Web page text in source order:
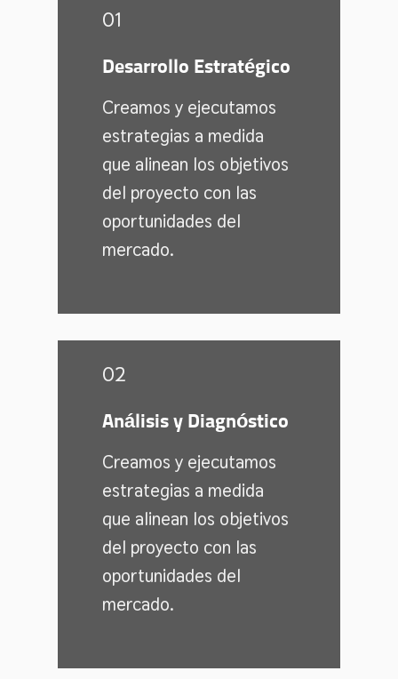
01
Desarrollo Estratégico
Creamos y ejecutamos
estrategias a medida
que alinean los objetivos
del proyecto con las
oportunidades del
mercado.
02
Análisis y Diagnóstico
Creamos y ejecutamos
estrategias a medida
que alinean los objetivos
del proyecto con las
oportunidades del
mercado.